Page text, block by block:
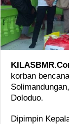
korban
Doloduo.
Dipimpin